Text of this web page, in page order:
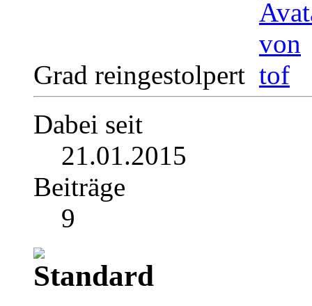
Grad reingestolpert
Dabei seit
21.01.2015
Beiträge
9